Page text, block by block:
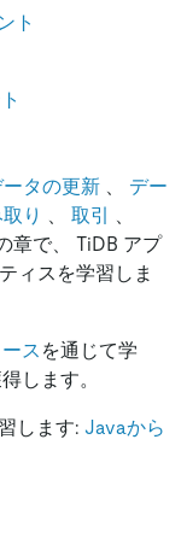
ト
ータの更新 、 デー
り 、 取引
、
章で、 TiDB アプ
ィスを学習しま
ス を通じて学
します。
します: Javaから